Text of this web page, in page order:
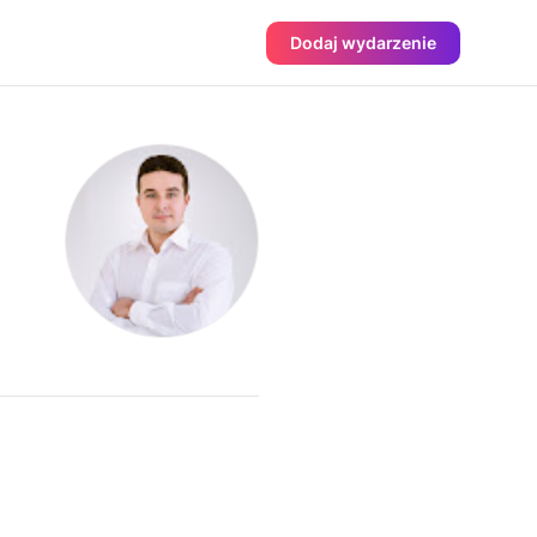
Dodaj wydarzenie